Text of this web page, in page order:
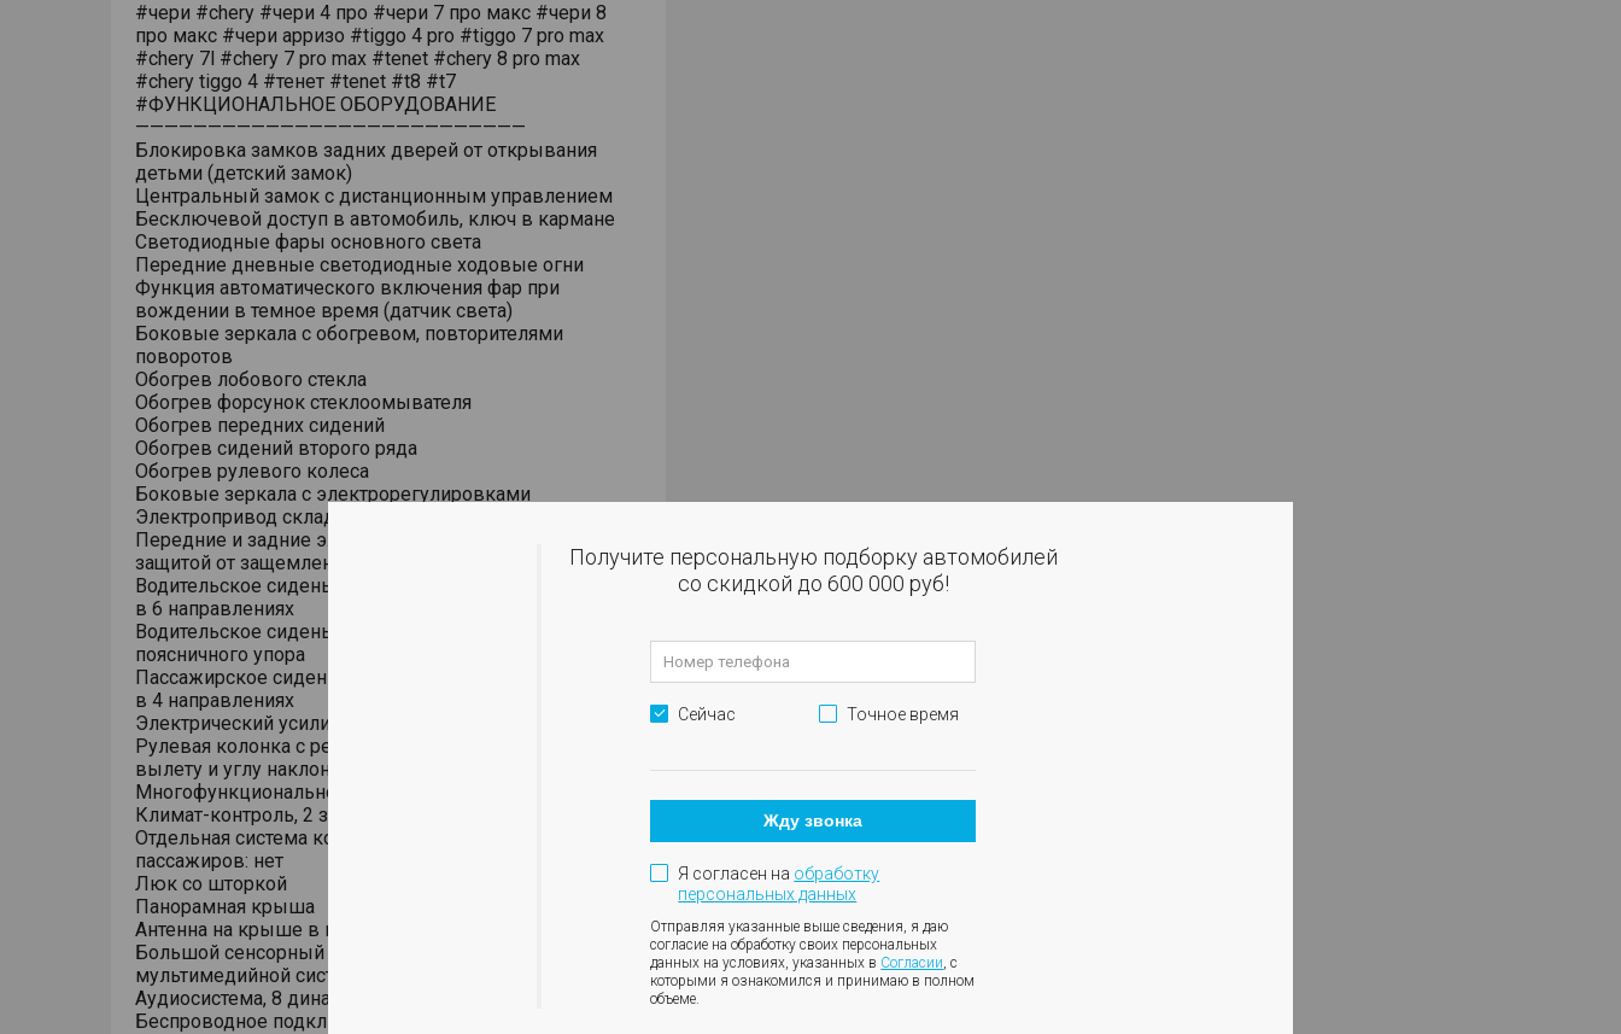
#чери #chery #чери 4 про #чери 7 про макс #чери 8
про макс #чери арризо #tiggo 4 pro #tiggo 7 pro max
#chery 7l #chery 7 pro max #tenet #chery 8 pro max
#chery tiggo 4 #тенет #tenet #t8 #t7
#ФУНКЦИОНАЛЬНОЕ ОБОРУДОВАНИЕ
———————————————————————————
Блокировка замков задних дверей от открывания
детьми (детский замок)
Центральный замок с дистанционным управлением
Бесключевой доступ в автомобиль, ключ в кармане
Светодиодные фары основного света
Передние дневные светодиодные ходовые огни
Функция автоматического включения фар при
вождении в темное время (датчик света)
Боковые зеркала с обогревом, повторителями
поворотов
Обогрев лобового стекла
Обогрев форсунок стеклоомывателя
Обогрев передних сидений
Обогрев сидений второго ряда
Обогрев рулевого колеса
Боковые зеркала с электрорегулировками
Электропривод складывания боковых зеркал
Передние и задние электростеклоподъемники с
защитой от защемления, авто
Водительское сиденье с электрической регулировкой
в 6 направлениях
Водительское сиденье с электрической регулировкой
поясничного упора
Пассажирское сиденье с электрической регулировкой
в 4 направлениях
Электрический усилитель рулевого управления
Рулевая колонка с регулировкой в 4 направлениях (по
вылету и углу наклона)
Многофункциональное рулевое колесо
Климат-контроль, 2 зоны
Отдельная система кондиционирования для
пассажиров: нет
Люк со шторкой
Панорамная крыша
Антенна на крыше в виде плавника
Большой сенсорный емкостный дисплей
мультимедийной системы 15.6 дюйма, радиоприёмник
Аудиосистема, 8 динамиков
Беспроводное подключение Android Auto/Apple CarPlay
Получите персональную подборку автомобилей
со скидкой до 600 000 руб!
Сейчас Точное время
Жду звонка
Я согласен на обработку
персональных данных
Отправляя указанные выше сведения, я даю
согласие на обработку своих персональных
данных на условиях, указанных в Согласии, с
которыми я ознакомился и принимаю в полном
объеме.